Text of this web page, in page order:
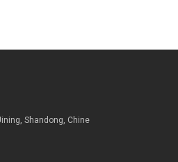
Shandong, Chine